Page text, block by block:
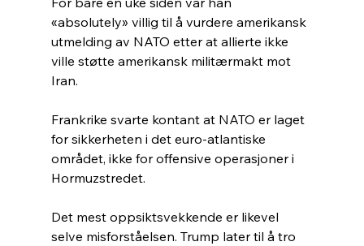
«absolutely» villig til å vurdere amerikansk
utmelding av NATO etter at allierte ikke
ville støtte amerikansk militærmakt mot
Iran.
Frankrike svarte kontant at NATO er laget
for sikkerheten i det euro-atlantiske
området, ikke for offensive operasjoner i
Hormuzstredet.
Det mest oppsiktsvekkende er likevel
selve misforståelsen. Trump later til å tro